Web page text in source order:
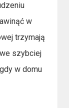
w
trzymają
szybciej
w domu